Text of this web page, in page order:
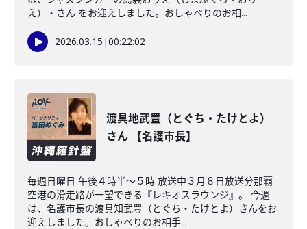
え）・さん をお迎えしました。おしゃべりのお相...
2026.03.15 |00:22:02
渡具地武豊（とぐち・たけとよ）
さん 【名護市長】
毎週日曜日 午後４時半～５時 放送中３月８日放送分那覇
空港の滑走路が一望できる『レキオスラウンジ』。 今週
は、名護市長の渡具知武豊（とぐち・たけとよ）さんをお
迎えしました。おしゃべりのお相手...